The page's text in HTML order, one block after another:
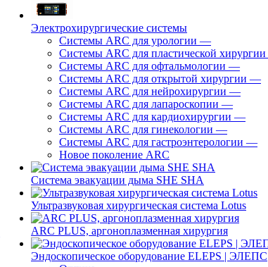
Электрохирургические системы
Системы ARC для урологии —
Системы ARC для пластической хирургии
Системы ARC для офтальмологии —
Системы ARC для открытой хирургии —
Системы ARC для нейрохирургии —
Системы ARC для лапароскопии —
Системы ARC для кардиохирургии —
Системы ARC для гинекологии —
Системы ARC для гастроэнтерологии —
Новое поколение ARC
Система эвакуации дыма SHE SHA
Ультразвуковая хирургическая система Lotus
ARC PLUS, аргоноплазменная хирургия
Эндоскопическое оборудование ELEPS | ЭЛЕПС